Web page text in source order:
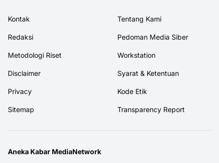
Kontak Tentang Kami
Redaksi Pedoman Media Siber
Metodologi Riset Workstation
Disclaimer Syarat & Ketentuan
Privacy Kode Etik
Sitemap Transparency Report
Aneka Kabar MediaNetwork